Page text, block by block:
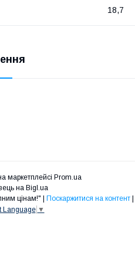
18,7
маркетплейсі Prom.ua
на Bigl.ua
Інтернет-магазин ШУБ & Прикрас "Красиві вироби по доступним цінам!" | Поскаржитися на контент |
Language ▼